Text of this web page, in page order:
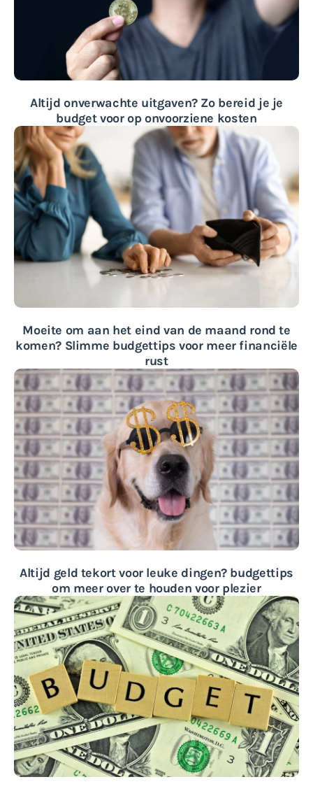
Altijd onverwachte uitgaven? Zo bereid je je
budget voor op onvoorziene kosten
Moeite om aan het eind van de maand rond te
komen? Slimme budgettips voor meer financiële
rust
Altijd geld tekort voor leuke dingen? budgettips
om meer over te houden voor plezier